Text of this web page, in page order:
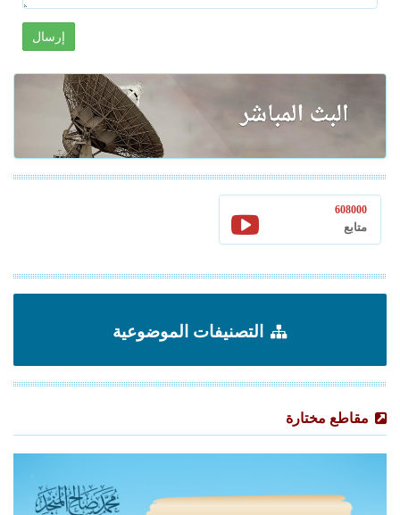
إرسال
608000
متابع
التصنيفات الموضوعية
مقاطع مختارة